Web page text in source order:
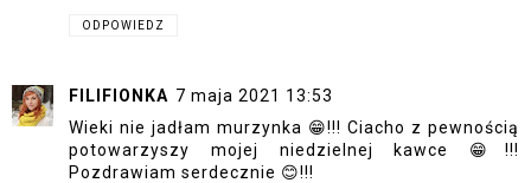
ODPOWIEDZ
FILIFIONKA 7 maja 2021 13:53
Wieki nie jadłam murzynka 😁!!! Ciacho z pewnością
potowarzyszy mojej niedzielnej kawce 😁!!!
Pozdrawiam serdecznie 😊!!!